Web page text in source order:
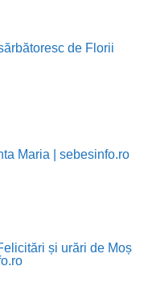
de Florii
Maria | sebesinfo.ro
și urări de Moș